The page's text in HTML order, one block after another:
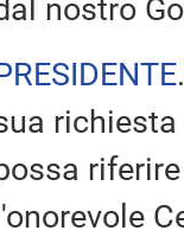
nostro
l'onorevole